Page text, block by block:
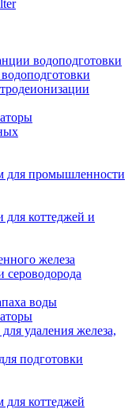
водоподготовки
для промышленности
для коттеджей и
железа
сероводорода
воды
удаления железа,
подготовки
коттеджей